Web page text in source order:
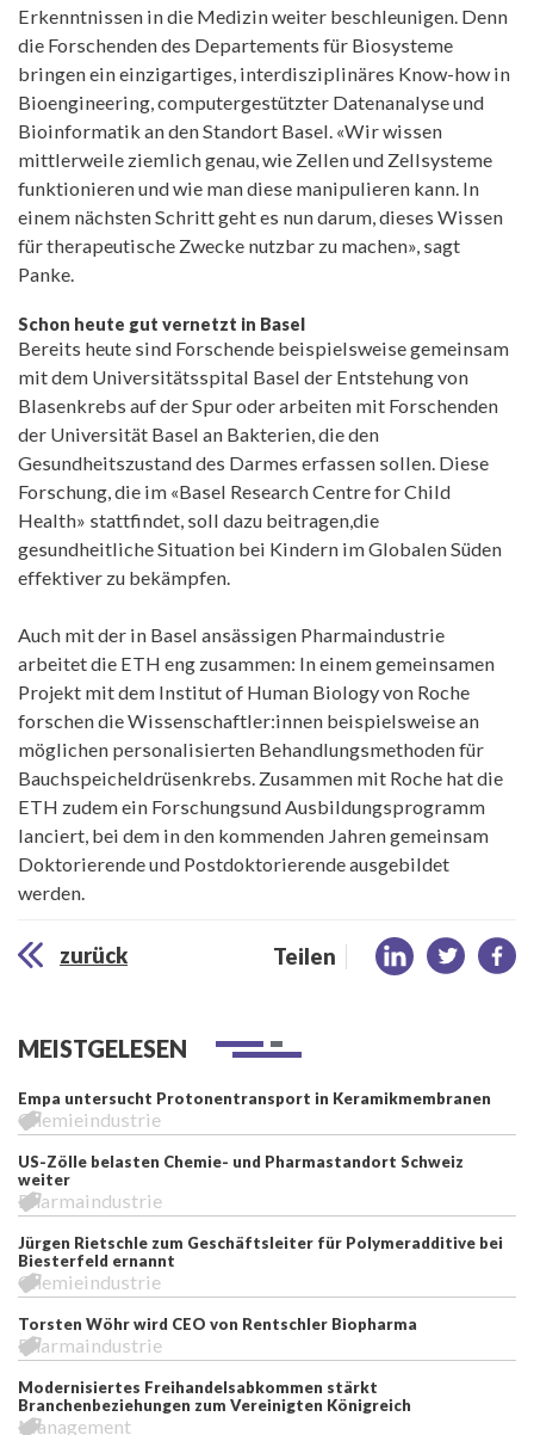
Erkenntnissen in die Medizin weiter beschleunigen. Denn
die Forschenden des Departements für Biosysteme
bringen ein einzigartiges, interdisziplinäres Know-how in
Bioengineering, computergestützter Datenanalyse und
Bioinformatik an den Standort Basel. «Wir wissen
mittlerweile ziemlich genau, wie Zellen und Zellsysteme
funktionieren und wie man diese manipulieren kann. In
einem nächsten Schritt geht es nun darum, dieses Wissen
für therapeutische Zwecke nutzbar zu machen», sagt
Panke.
Schon heute gut vernetzt in Basel
Bereits heute sind Forschende beispielsweise gemeinsam
mit dem Universitätsspital Basel der Entstehung von
Blasenkrebs auf der Spur oder arbeiten mit Forschenden
der Universität Basel an Bakterien, die den
Gesundheitszustand des Darmes erfassen sollen. Diese
Forschung, die im «Basel Research Centre for Child
Health» stattfindet, soll dazu beitragen,die
gesundheitliche Situation bei Kindern im Globalen Süden
effektiver zu bekämpfen.
Auch mit der in Basel ansässigen Pharmaindustrie
arbeitet die ETH eng zusammen: In einem gemeinsamen
Projekt mit dem Institut of Human Biology von Roche
forschen die Wissenschaftler:innen beispielsweise an
möglichen personalisierten Behandlungsmethoden für
Bauchspeicheldrüsenkrebs. Zusammen mit Roche hat die
ETH zudem ein Forschungsund Ausbildungsprogramm
lanciert, bei dem in den kommenden Jahren gemeinsam
Doktorierende und Postdoktorierende ausgebildet
werden.
zurück Teilen
MEISTGELESEN
Empa untersucht Protonentransport in Keramikmembranen
Chemieindustrie
US-Zölle belasten Chemie- und Pharmastandort Schweiz
weiter
Pharmaindustrie
Jürgen Rietschle zum Geschäftsleiter für Polymeradditive bei
Biesterfeld ernannt
Chemieindustrie
Torsten Wöhr wird CEO von Rentschler Biopharma
Pharmaindustrie
Modernisiertes Freihandelsabkommen stärkt
Branchenbeziehungen zum Vereinigten Königreich
Management